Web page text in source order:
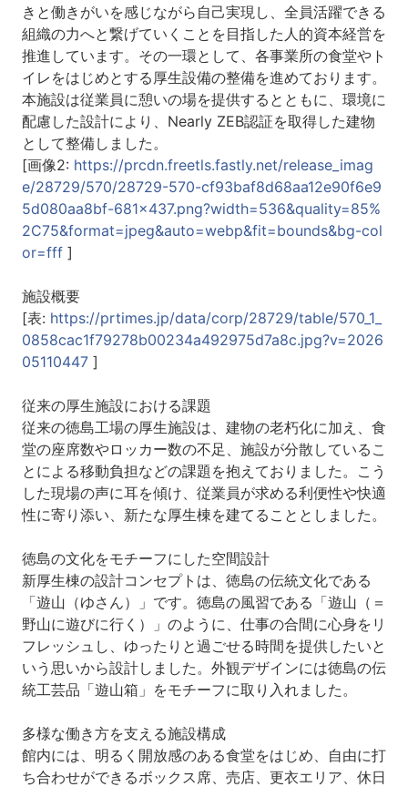
きと働きがいを感じながら自己実現し、全員活躍できる
組織の力へと繋げていくことを目指した人的資本経営を
推進しています。その一環として、各事業所の食堂やト
イレをはじめとする厚生設備の整備を進めております。
本施設は従業員に憩いの場を提供するとともに、環境に
配慮した設計により、Nearly ZEB認証を取得した建物
として整備しました。
[画像2: https://prcdn.freetls.fastly.net/release_imag
e/28729/570/28729-570-cf93baf8d68aa12e90f6e9
5d080aa8bf-681x437.png?width=536&quality=85%
2C75&format=jpeg&auto=webp&fit=bounds&bg-col
or=fff]
施設概要
[表: https://prtimes.jp/data/corp/28729/table/570_1_
0858cac1f79278b00234a492975d7a8c.jpg?v=2026
05110447]
従来の厚生施設における課題
従来の徳島工場の厚生施設は、建物の老朽化に加え、食
堂の座席数やロッカー数の不足、施設が分散しているこ
とによる移動負担などの課題を抱えておりました。こう
した現場の声に耳を傾け、従業員が求める利便性や快適
性に寄り添い、新たな厚生棟を建てることとしました。
徳島の文化をモチーフにした空間設計
新厚生棟の設計コンセプトは、徳島の伝統文化である
「遊山（ゆさん）」です。徳島の風習である「遊山（＝
野山に遊びに行く）」のように、仕事の合間に心身をリ
フレッシュし、ゆったりと過ごせる時間を提供したいと
いう思いから設計しました。外観デザインには徳島の伝
統工芸品「遊山箱」をモチーフに取り入れました。
多様な働き方を支える施設構成
館内には、明るく開放感のある食堂をはじめ、自由に打
ち合わせができるボックス席、売店、更衣エリア、休日